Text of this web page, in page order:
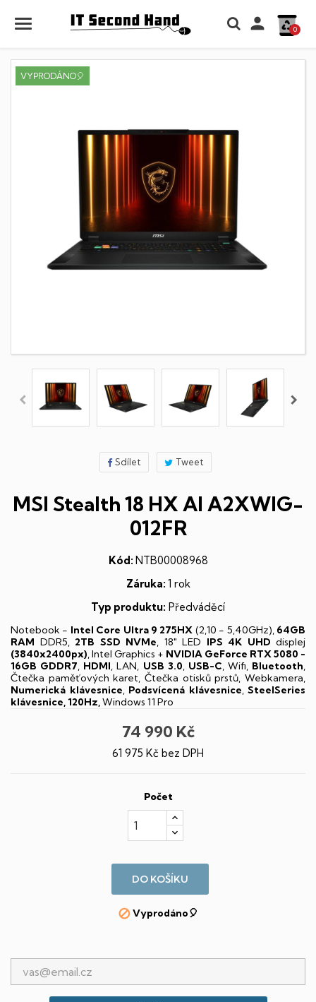
 0
VYPRODÁNO🎈
Sdílet Tweet
MSI Stealth 18 HX AI A2XWIG-
012FR
Kód: NTB00008968
Záruka: 1 rok
Typ produktu: Předváděcí
Notebook - Intel Core Ultra 9 275HX (2,10 - 5,40GHz), 64GB
RAM DDR5, 2TB SSD NVMe, 18" LED IPS 4K UHD displej
(3840x2400px), Intel Graphics + NVIDIA GeForce RTX 5080 -
16GB GDDR7, HDMI, LAN, USB 3.0, USB-C, Wifi, Bluetooth,
Čtečka paměťových karet, Čtečka otisků prstů, Webkamera,
Numerická klávesnice, Podsvícená klávesnice, SteelSeries
klávesnice, 120Hz,Windows 11 Pro
74 990 Kč
61 975 Kč bez DPH
Počet
DO KOŠÍKU
Vyprodáno🎈